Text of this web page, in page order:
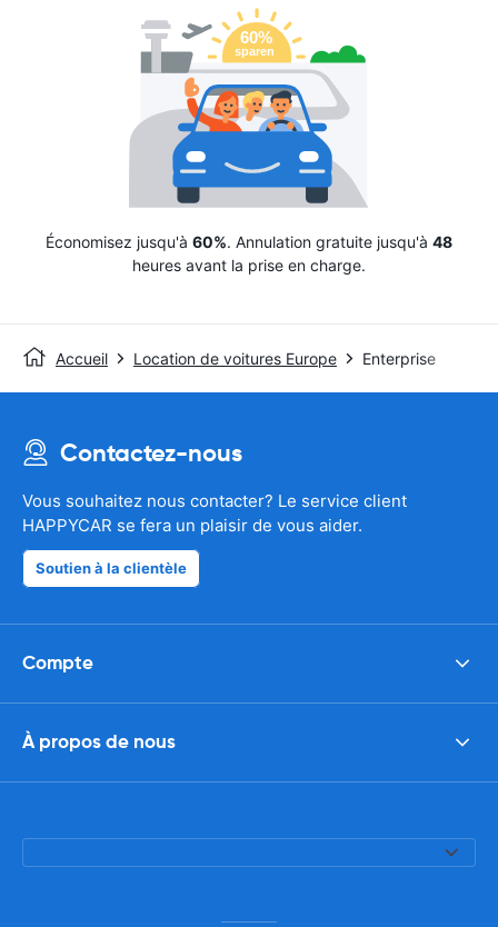
Économisez jusqu'à 60%. Annulation gratuite jusqu'à 48
heures avant la prise en charge.
Accueil Location de voitures Europe Enterprise
Contactez-nous
Vous souhaitez nous contacter? Le service client
HAPPYCAR se fera un plaisir de vous aider.
Soutien à la clientèle
Compte
À propos de nous